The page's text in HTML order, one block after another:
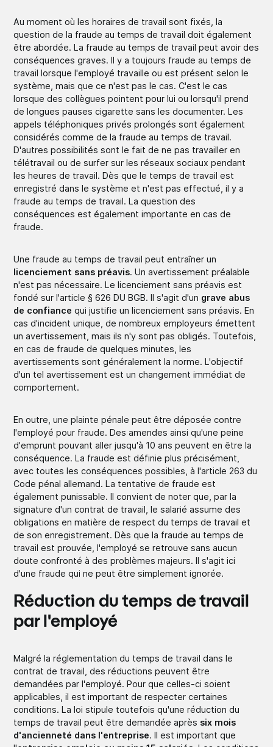
Au moment où les horaires de travail sont fixés, la
question de la fraude au temps de travail doit également
être abordée. La fraude au temps de travail peut avoir des
conséquences graves. Il y a toujours fraude au temps de
travail lorsque l'employé travaille ou est présent selon le
système, mais que ce n'est pas le cas. C'est le cas
lorsque des collègues pointent pour lui ou lorsqu'il prend
de longues pauses cigarette sans les documenter. Les
appels téléphoniques privés prolongés sont également
considérés comme de la fraude au temps de travail.
D'autres possibilités sont le fait de ne pas travailler en
télétravail ou de surfer sur les réseaux sociaux pendant
les heures de travail. Dès que le temps de travail est
enregistré dans le système et n'est pas effectué, il y a
fraude au temps de travail. La question des
conséquences est également importante en cas de
fraude.
Une fraude au temps de travail peut entraîner un
licenciement sans préavis. Un avertissement préalable
n'est pas nécessaire. Le licenciement sans préavis est
fondé sur l'article § 626 DU BGB. Il s'agit d'un grave abus
de confiance qui justifie un licenciement sans préavis. En
cas d'incident unique, de nombreux employeurs émettent
un avertissement, mais ils n'y sont pas obligés. Toutefois,
en cas de fraude de quelques minutes, les
avertissements sont généralement la norme. L'objectif
d'un tel avertissement est un changement immédiat de
comportement.
En outre, une plainte pénale peut être déposée contre
l'employé pour fraude. Des amendes ainsi qu'une peine
d'emprunt pouvant aller jusqu'à 10 ans peuvent en être la
conséquence. La fraude est définie plus précisément,
avec toutes les conséquences possibles, à l'article 263 du
Code pénal allemand. La tentative de fraude est
également punissable. Il convient de noter que, par la
signature d'un contrat de travail, le salarié assume des
obligations en matière de respect du temps de travail et
de son enregistrement. Dès que la fraude au temps de
travail est prouvée, l'employé se retrouve sans aucun
doute confronté à des problèmes majeurs. Il s'agit ici
d'une fraude qui ne peut être simplement ignorée.
Réduction du temps de travail
par l'employé
Malgré la réglementation du temps de travail dans le
contrat de travail, des réductions peuvent être
demandées par l'employé. Pour que celles-ci soient
applicables, il est important de respecter certaines
conditions. La loi stipule toutefois qu'une réduction du
temps de travail peut être demandée après six mois
d'ancienneté dans l'entreprise. Il est important que